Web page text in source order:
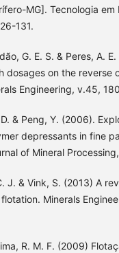
MG]. Tecnologia em
131.
G. E. S. & Peres, A.
dosages on the reverse
Engineering, v.45,
D. & Peng, Y. (2006).
depressants in fine
of Mineral
J. & Vink, S. (2013) A
Minerals
R. M. F. (2009)